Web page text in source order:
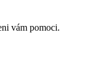
vám pomoci.